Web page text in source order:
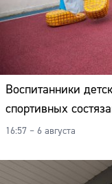
Воспитанники
спортивных
16:57 – 6 августа